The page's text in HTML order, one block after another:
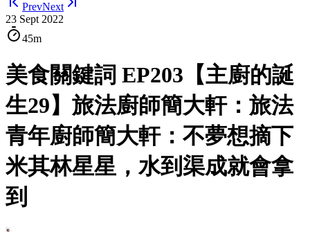
PrevNext
23 Sept 2022
45m
美食關鍵詞 EP203【主廚的誕
生29】旅法廚師簡大軒：旅法
青年廚師簡大軒：不夢想摘下
米其林星星，水到渠成就會拿
到